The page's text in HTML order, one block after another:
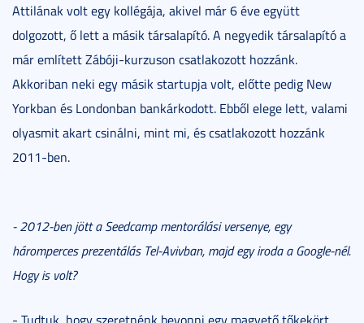
Attilának volt egy kollégája, akivel már 6 éve együtt
dolgozott, ő lett a másik társalapító. A negyedik társalapító a
már említett Zábóji-kurzuson csatlakozott hozzánk.
Akkoriban neki egy másik startupja volt, előtte pedig New
Yorkban és Londonban bankárkodott. Ebből elege lett, valami
olyasmit akart csinálni, mint mi, és csatlakozott hozzánk
2011-ben.
- 2012-ben jött a Seedcamp mentorálási versenye, egy
háromperces prezentálás Tel-Avivban, majd egy iroda a Google-nél.
Hogy is volt?
- Tudtuk, hogy szeretnénk bevonni egy magvető tőkekört,